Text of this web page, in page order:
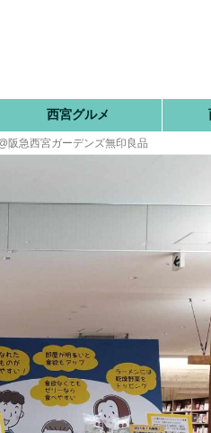
西宮グルメ
阪急西宮ガーデンズ無印良品